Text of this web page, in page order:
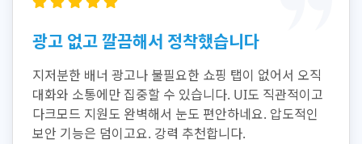
광고 없고 깔끔해서 정착했습니다
지저분한 배너 광고나 불필요한 쇼핑 탭이 없어서 오직
대화와 소통에만 집중할 수 있습니다. UI도 직관적이고
다크모드 지원도 완벽해서 눈도 편안하네요. 압도적인
보안 기능은 덤이고요. 강력 추천합니다.